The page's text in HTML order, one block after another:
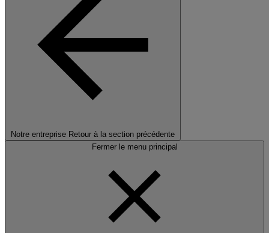
Notre entreprise Retour à la section précédente
Fermer le menu principal